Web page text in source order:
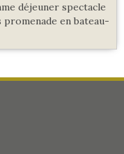
déjeuner spectacle
en bateau-